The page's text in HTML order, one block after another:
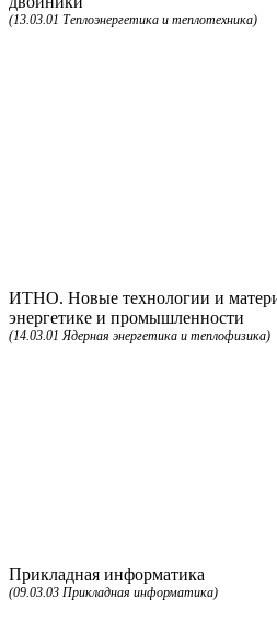
(13.03.01 Теплоэнергетика и теплотехника)
ИТНО. Новые технологии и
энергетике и промышленности
(14.03.01 Ядерная энергетика и теплофизика)
Прикладная информатика
(09.03.03 Прикладная информатика)